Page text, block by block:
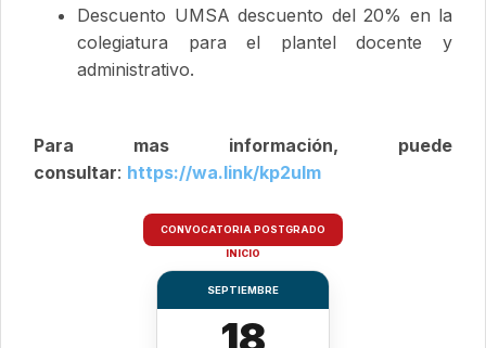
CONVOCATORIA POSTGRADO
INICIO
SEPTIEMBRE
18
Descuento UMSA descuento del 20% en la
colegiatura para el plantel docente y
administrativo.
Para mas información, puede
consultar: https://wa.link/kp2ulm